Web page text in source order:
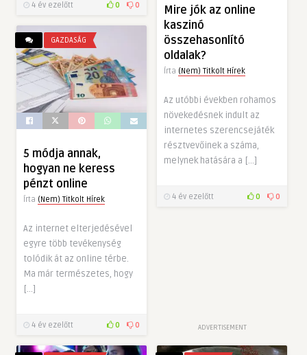
4 év ezelőtt 0 0
Mire jók az online
kaszinó
összehasonlító
oldalak?
Írta (Nem) Titkolt Hírek
Az utóbbi években rohamos
növekedésnek indult az
internetes szerencsejáték
résztvevőinek a száma,
melynek hatására a […]
4 év ezelőtt 0 0
GAZDASÁG
5 módja annak,
hogyan ne keress
pénzt online
Írta (Nem) Titkolt Hírek
Az internet elterjedésével
egyre több tevékenység
tolódik át az online térbe.
Ma már természetes, hogy
[…]
4 év ezelőtt 0 0 ADVERTISEMENT